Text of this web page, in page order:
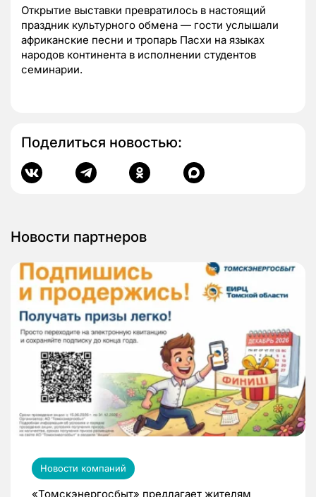
Открытие выставки превратилось в настоящий
праздник культурного обмена — гости услышали
африканские песни и тропарь Пасхи на языках
народов континента в исполнении студентов
семинарии.
Поделиться новостью:
Новости партнеров
Новости компаний
«Томскэнергосбыт» предлагает жителям